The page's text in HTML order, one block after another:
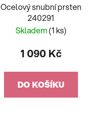
Ocelový snubní prsten
240291
Skladem(1 ks)
1 090 Kč
DO KOŠÍKU